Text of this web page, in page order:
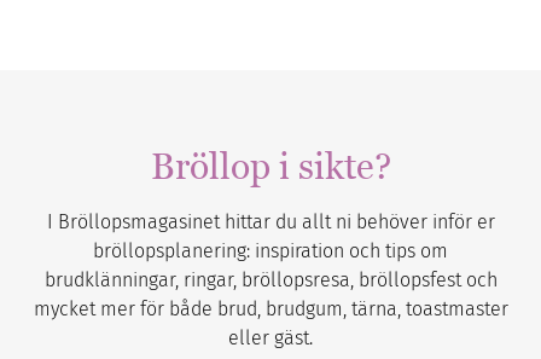
Bröllop i sikte?
I Bröllopsmagasinet hittar du allt ni behöver inför er
bröllopsplanering: inspiration och tips om
brudklänningar, ringar, bröllopsresa, bröllopsfest och
mycket mer för både brud, brudgum, tärna, toastmaster
eller gäst.